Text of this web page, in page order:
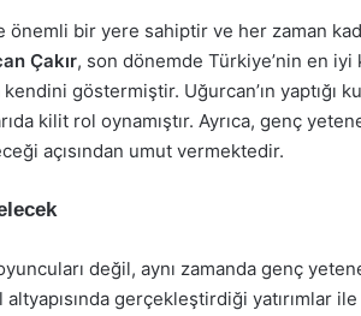
bir yere sahiptir ve her zaman
Çakır, son dönemde Türkiye’nin en
göstermiştir. Uğurcan’ın yaptığı
kilit rol oynamıştır. Ayrıca, genç
açısından umut vermektedir.
değil, aynı zamanda genç
gerçekleştirdiği yatırımlar